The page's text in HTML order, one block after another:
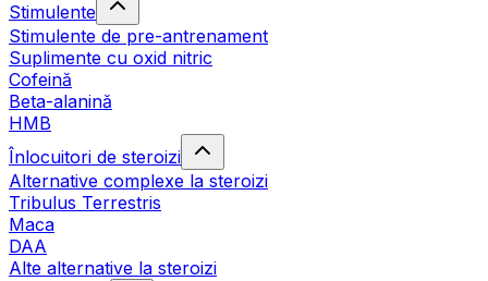
Stimulente
Stimulente de pre-antrenament
Suplimente cu oxid nitric
Cofeină
Beta-alanină
HMB
Înlocuitori de steroizi
Alternative complexe la steroizi
Tribulus Terrestris
Maca
DAA
Alte alternative la steroizi